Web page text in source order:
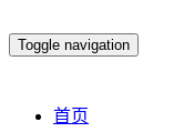
Toggle navigation
首页